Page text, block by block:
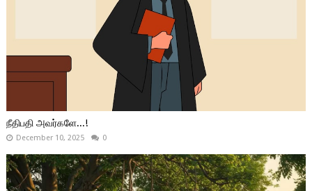
நீதிபதி அவர்களே...!
December 10, 2025 0